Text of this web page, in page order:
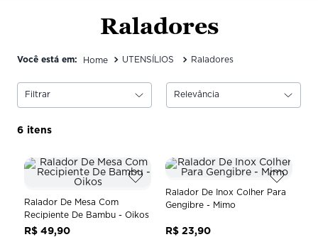
Raladores
UTENSÍLIOS Raladores
Filtrar Relevância
6
Ralador De Mesa Com
Recipiente De Bambu - Oikos
R$ 49,90
Ralador De Inox Colher Para
Gengibre - Mimo
R$ 23,90
4º
5
prato tramontina 28 cm
8º
fresh garden
º